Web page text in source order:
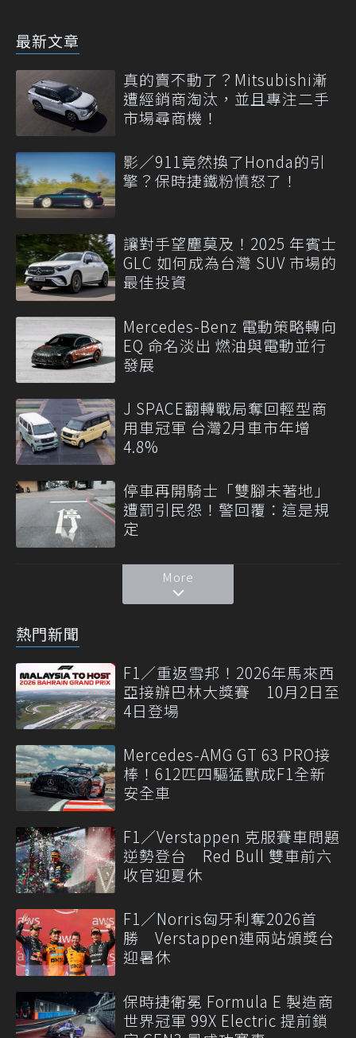
最新文章
真的賣不動了？Mitsubishi漸
遭經銷商淘汰，並且專注二手
市場尋商機！
影／911竟然換了Honda的引
擎？保時捷鐵粉憤怒了！
讓對手望塵莫及！2025 年賓士
GLC 如何成為台灣 SUV 市場的
最佳投資
Mercedes-Benz 電動策略轉向
EQ 命名淡出 燃油與電動並行
發展
J SPACE翻轉戰局奪回輕型商
用車冠軍 台灣2月車市年增
4.8%
停車再開騎士「雙腳未著地」
遭罰引民怨！警回覆：這是規
定
More
熱門新聞
F1／重返雪邦！2026年馬來西
亞接辦巴林大獎賽 10月2日至
4日登場
Mercedes-AMG GT 63 PRO接
棒！612匹四驅猛獸成F1全新
安全車
F1／Verstappen 克服賽車問題
逆勢登台 Red Bull 雙車前六
收官迎夏休
F1／Norris匈牙利奪2026首
勝 Verstappen連兩站頒獎台
迎暑休
保時捷衛冕 Formula E 製造商
世界冠軍 99X Electric 提前鎖